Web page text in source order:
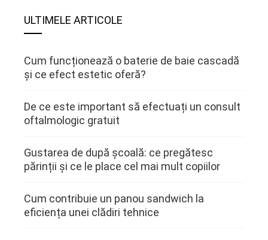
ULTIMELE ARTICOLE
Cum funcționează o baterie de baie cascadă
și ce efect estetic oferă?
De ce este important să efectuați un consult
oftalmologic gratuit
Gustarea de după școală: ce pregătesc
părinții și ce le place cel mai mult copiilor
Cum contribuie un panou sandwich la
eficiența unei clădiri tehnice